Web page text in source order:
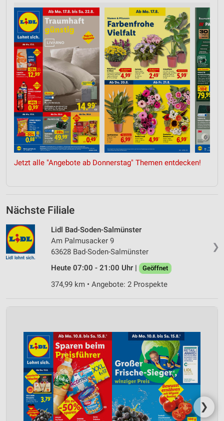
Jetzt alle "Angebote ab Donnerstag" Themen entdecken!
Nächste Filiale
❯
Lidl Bad-Soden-Salmünster
Am Palmusacker 9
63628 Bad-Soden-Salmünster
Heute 07:00 - 21:00 Uhr |
Geöffnet
374,99 km • Angebote: 2 Prospekte
❯